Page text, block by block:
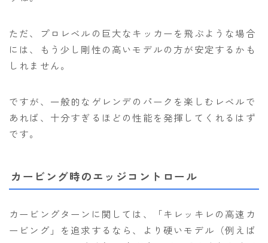
ただ、プロレベルの巨大なキッカーを飛ぶような場合
には、もう少し剛性の高いモデルの方が安定するかも
しれません。
ですが、一般的なゲレンデのパークを楽しむレベルで
あれば、十分すぎるほどの性能を発揮してくれるはず
です。
カービング時のエッジコントロール
カービングターンに関しては、「キレッキレの高速カ
ービング」を追求するなら、より硬いモデル（例えば